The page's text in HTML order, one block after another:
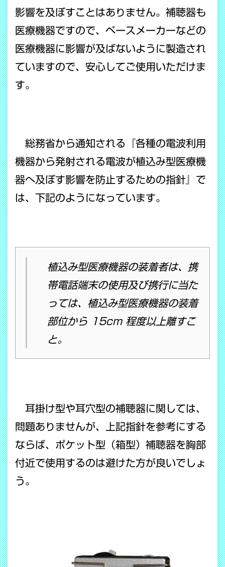
影響を及ぼすことはありません。補聴器も
医療機器ですので、ペースメーカーなどの
医療機器に影響が及ばないように製造され
ていますので、安心してご使用いただけま
す。
総務省から通知される『各種の電波利用
機器から発射される電波が植込み型医療機
器へ及ぼす影響を防止するための指針』で
は、下記のようになっています。
植込み型医療機器の装着者は、携
帯電話端末の使用及び携行に当た
っては、植込み型医療機器の装着
部位から 15cm 程度以上離すこ
と。
耳掛け型や耳穴型の補聴器に関しては、
問題ありませんが、上記指針を参考にする
ならば、ポケット型（箱型）補聴器を胸部
付近で使用するのは避けた方が良いでしょ
う。